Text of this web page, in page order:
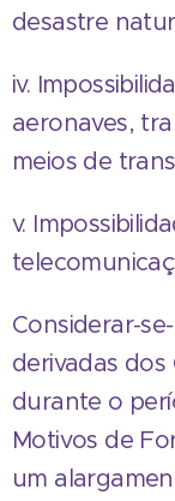
desastre
iv.
aeronaves,
meios de
v.
Considerar-
derivadas
durante o
Motivos de
um